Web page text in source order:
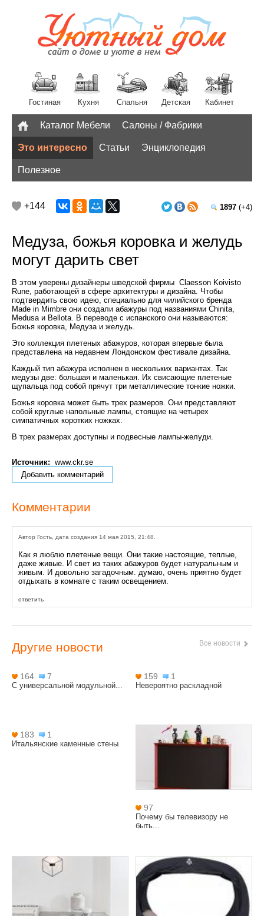
Гостиная Кухня Спальня Детская Кабинет
Разное
Каталог Мебели Салоны / Фабрики
Это интересно Статьи Энциклопедия
Полезное
1897 (+4)
+144
Медуза, божья коровка и желудь
могут дарить свет
В этом уверены дизайнеры шведской фирмы Claesson Koivisto
Rune, работающей в сфере архитектуры и дизайна. Чтобы
подтвердить свою идею, специально для чилийского бренда
Made in Mimbre они создали абажуры под названиями Chinita,
Medusa и Bellota. В переводе с испанского они называются:
Божья коровка, Медуза и желудь.
Это коллекция плетеных абажуров, которая впервые была
представлена на недавнем Лондонском фестивале дизайна.
Каждый тип абажура исполнен в нескольких вариантах. Так
медузы две: большая и маленькая. Их свисающие плетеные
щупальца под собой прячут три металлические тонкие ножки.
Божья коровка может быть трех размеров. Они представляют
собой круглые напольные лампы, стоящие на четырех
симпатичных коротких ножках.
В трех размерах доступны и подвесные лампы-желуди.
Источник: www.ckr.se
Добавить комментарий
Комментарии
Автор Гость, дата создания 14 мая 2015, 21:48.
Как я люблю плетеные вещи. Они такие настоящие, теплые,
даже живые. И свет из таких абажуров будет натуральным и
живым. И довольно загадочным. думаю, очень приятно будет
отдыхать в комнате с таким освещением.
ответить
Другие новости
164 7
С универсальной модульной...
159 1
Невероятно раскладной
183 1
Итальянские каменные стены
97
Почему бы телевизору не
быть...
Все новости